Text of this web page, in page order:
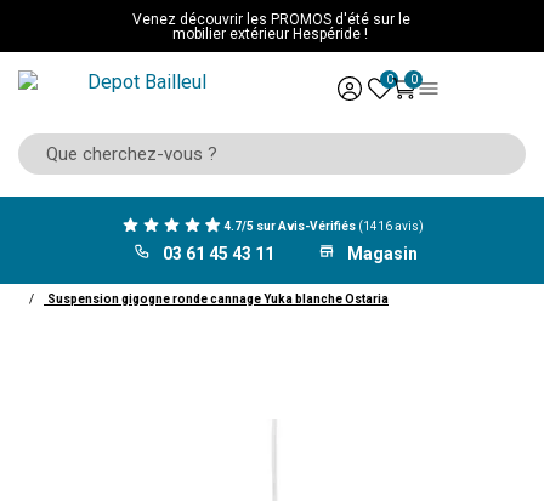
Venez découvrir les PROMOS d'été sur le
mobilier extérieur Hespéride !
0 0
4.7/5 sur Avis-Vérifiés (1416 avis)
03 61 45 43 11 Magasin
Suspension gigogne ronde cannage Yuka blanche Ostaria